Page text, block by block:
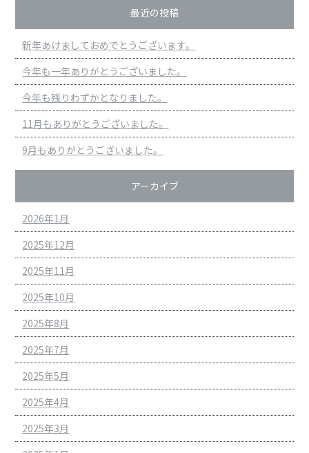
最近の投稿
新年あけましておめでとうございます。
今年も一年ありがとうございました。
今年も残りわずかとなりました。
11月もありがとうございました。
9月もありがとうございました。
アーカイブ
2026年1月
2025年12月
2025年11月
2025年10月
2025年8月
2025年7月
2025年5月
2025年4月
2025年3月